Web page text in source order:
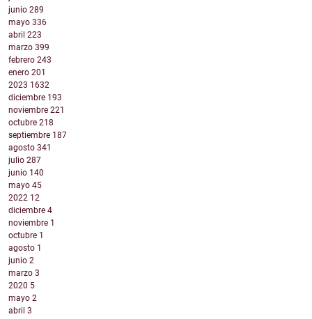
junio 289
mayo 336
abril 223
marzo 399
febrero 243
enero 201
2023 1632
diciembre 193
noviembre 221
octubre 218
septiembre 187
agosto 341
julio 287
junio 140
mayo 45
2022 12
diciembre 4
noviembre 1
octubre 1
agosto 1
junio 2
marzo 3
2020 5
mayo 2
abril 3